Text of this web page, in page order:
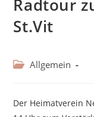
Radtour
St.Vit
Allgemein
Der Heimatverein